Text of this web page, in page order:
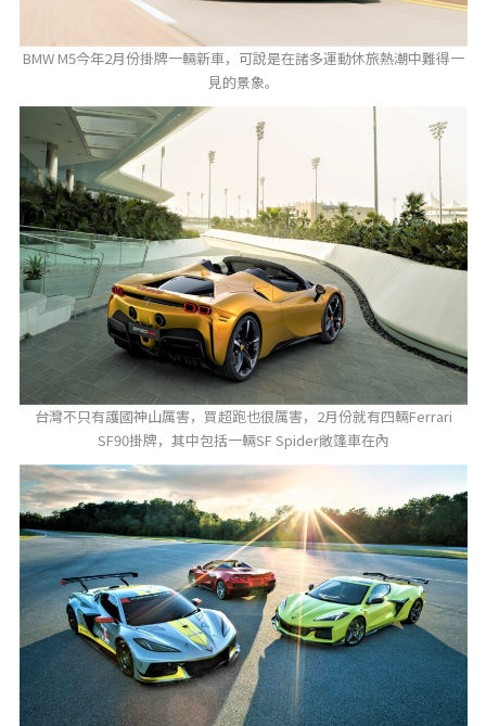
BMW M5今年2月份掛牌一輛新車，可說是在諸多運動休旅熱潮中難得一
見的景象。
台灣不只有護國神山厲害，買超跑也很厲害，2月份就有四輛Ferrari
SF90掛牌，其中包括一輛SF Spider敞篷車在內